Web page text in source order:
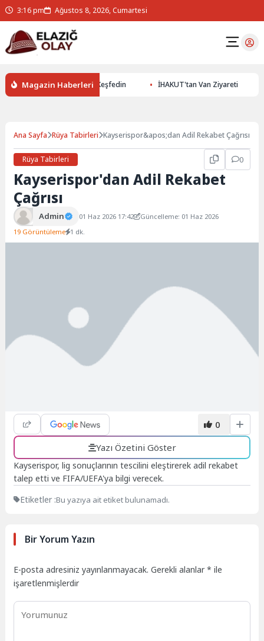
3:16 pm Ağustos 8, 2026, Cumartesi
Magazin Haberleri
ile Yer Altının Gizemlerini Keşfedin İHAKUT'tan Van Ziyareti
Ana Sayfa Rüya Tabirleri Kayserispor&apos;dan Adil Rekabet Çağrısı
Rüya Tabirleri 0
Kayserispor'dan Adil Rekabet
Çağrısı
Admin 01 Haz 2026 17:42
Güncelleme: 01 Haz 2026
19 Görüntüleme 1 dk.
0
Yazı Özetini Göster
Kayserispor, lig sonuçlarının tescilini eleştirerek adil rekabet
talep etti ve FIFA/UEFA'ya bilgi verecek.
Etiketler :Bu yazıya ait etiket bulunamadı.
Bir Yorum Yazın
E-posta adresiniz yayınlanmayacak. Gerekli alanlar* ile
işaretlenmişlerdir